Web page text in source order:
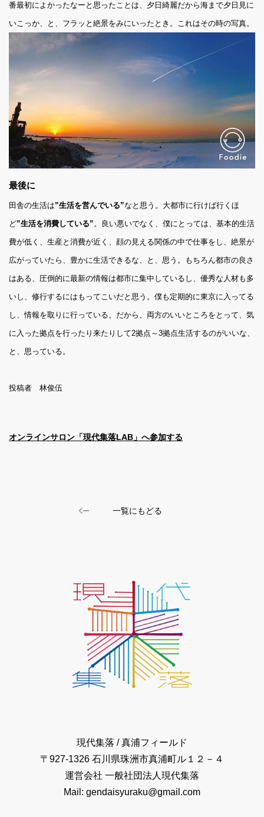
番最初によかったなーと思ったことは、夕日綺麗だから海まで夕日見に
いこっか、と、フラッと絶景をみにいったとき。これはその時の写真。
最後に
田舎の生活は”生活を営んでいる”なと思う。大都市に行けば行くほ
ど”生活を消費している”。良い悪いでなく、僕にとっては、基本的生活
費が低く、生産と消費が近く、顔の見える関係の中で仕事をし、絶景が
広がっていたら、豊かに生活できるな、と、思う。もちろん都市の良さ
はある、圧倒的に最新の情報は都市に集中しているし、優秀な人材も多
いし、修行するにはもってこいだと思う。僕も定期的に東京に入ってる
し、情報を取りに行っている。だから、両方のいいところをとって、気
に入った拠点を行ったり来たりして2拠点～3拠点生活するのがいいな、
と、思っている。
投稿者 林俊伍
オンラインサロン「現代集落LAB」へ参加する
一覧にもどる
現代集落 / 真浦フィールド
〒927-1326 石川県珠洲市真浦町ル１２－４
運営会社 ⼀般社団法⼈現代集落
Mail: gendaisyuraku@gmail.com